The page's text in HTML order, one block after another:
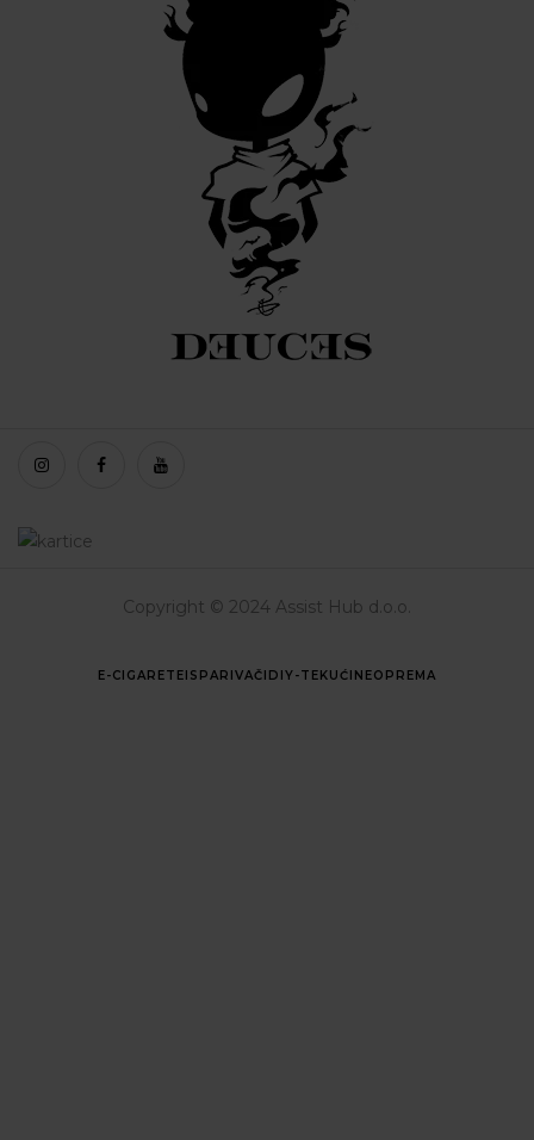
Copyright © 2024 Assist Hub d.o.o.
E-CIGARETEISPARIVAČI DIY-TEKUĆINEOPREMA